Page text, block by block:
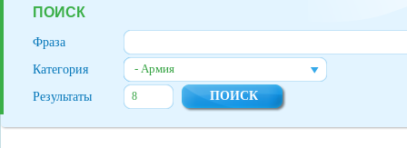
ПОИСК
Фраза
Категория
- Армия
Результаты